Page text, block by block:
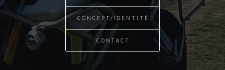
CONCEPT/IDENTITÉ
CONTACT